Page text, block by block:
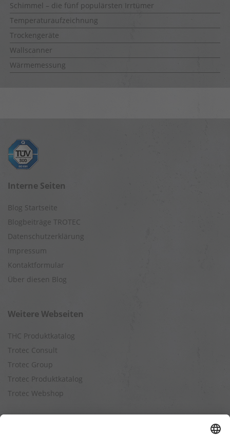
Schimmel – die fünf populärsten Irrtümer
Temperaturaufzeichnung
Trockengeräte
Wallscanner
Wärmemessung
Interne Seiten
Blog Startseite
Blogbeiträge TROTEC
Datenschutzerklärung
Impressum
Kontaktformular
Über diesen Blog
Weitere Webseiten
THC Produktkatalog
Trotec Consult
Trotec Group
Trotec Produktkatalog
Trotec Webshop